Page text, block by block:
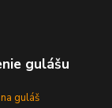
gulášu
guláš